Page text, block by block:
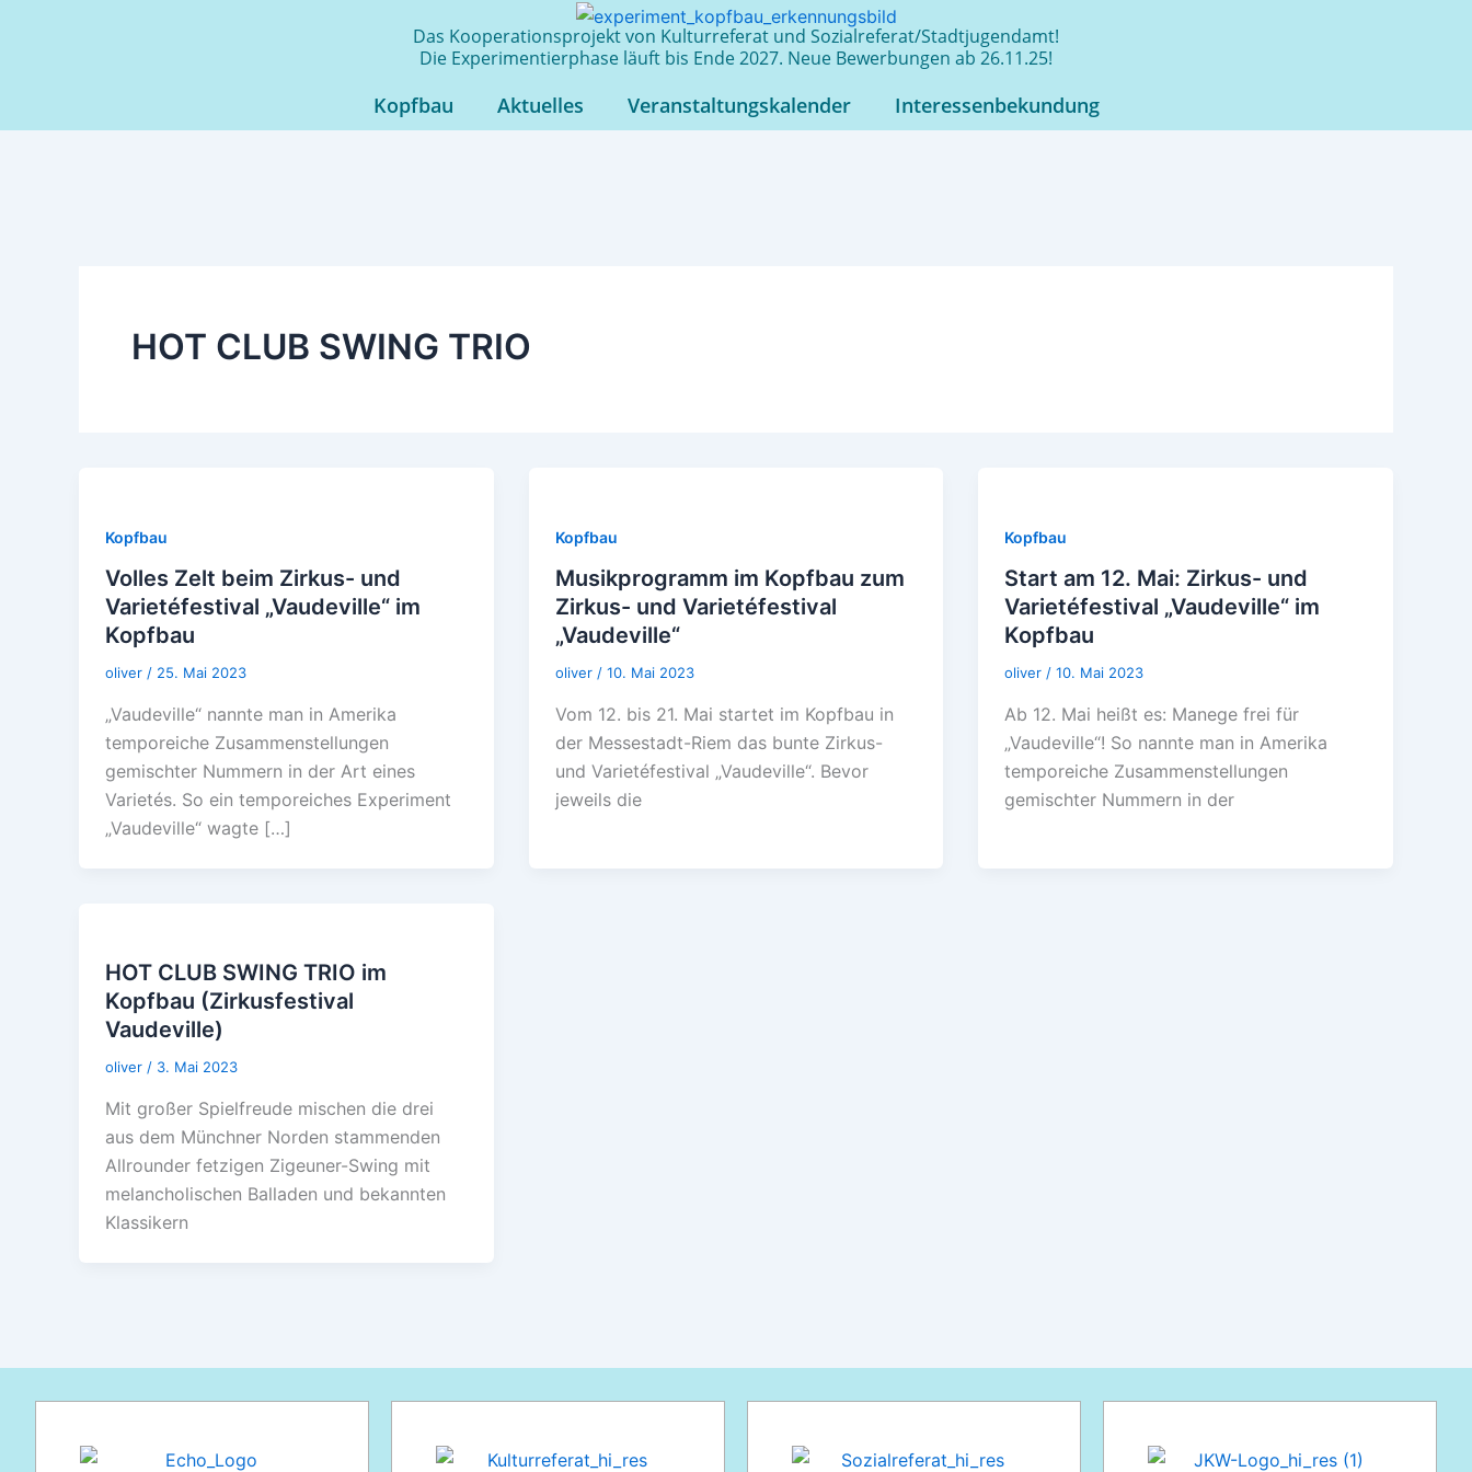
Das Kooperationsprojekt von Kulturreferat und Sozialreferat/Stadtjugendamt!
Die Experimentierphase läuft bis Ende 2027. Neue Bewerbungen ab 26.11.25!
Kopfbau Aktuelles Veranstaltungskalender Interessenbekundung
HOT CLUB SWING TRIO
Kopfbau
Volles Zelt beim Zirkus- und
Varietéfestival „Vaudeville“ im
Kopfbau
oliver / 25. Mai 2023
„Vaudeville“ nannte man in Amerika
temporeiche Zusammenstellungen
gemischter Nummern in der Art eines
Varietés. So ein temporeiches Experiment
„Vaudeville“ wagte […]
Kopfbau
Musikprogramm im Kopfbau zum
Zirkus- und Varietéfestival
„Vaudeville“
oliver / 10. Mai 2023
Vom 12. bis 21. Mai startet im Kopfbau in
der Messestadt-Riem das bunte Zirkus-
und Varietéfestival „Vaudeville“. Bevor
jeweils die
Kopfbau
Start am 12. Mai: Zirkus- und
Varietéfestival „Vaudeville“ im
Kopfbau
oliver/10. Mai 2023
Ab 12. Mai heißt es: Manege frei für
„Vaudeville“! So nannte man in Amerika
temporeiche Zusammenstellungen
gemischter Nummern in der
HOT CLUB SWING TRIO im
Kopfbau (Zirkusfestival
Vaudeville)
oliver / 3. Mai 2023
Mit großer Spielfreude mischen die drei
aus dem Münchner Norden stammenden
Allrounder fetzigen Zigeuner-Swing mit
melancholischen Balladen und bekannten
Klassikern